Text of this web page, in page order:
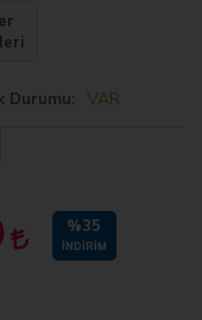
Durumu VAR
%35
İNDIRIM